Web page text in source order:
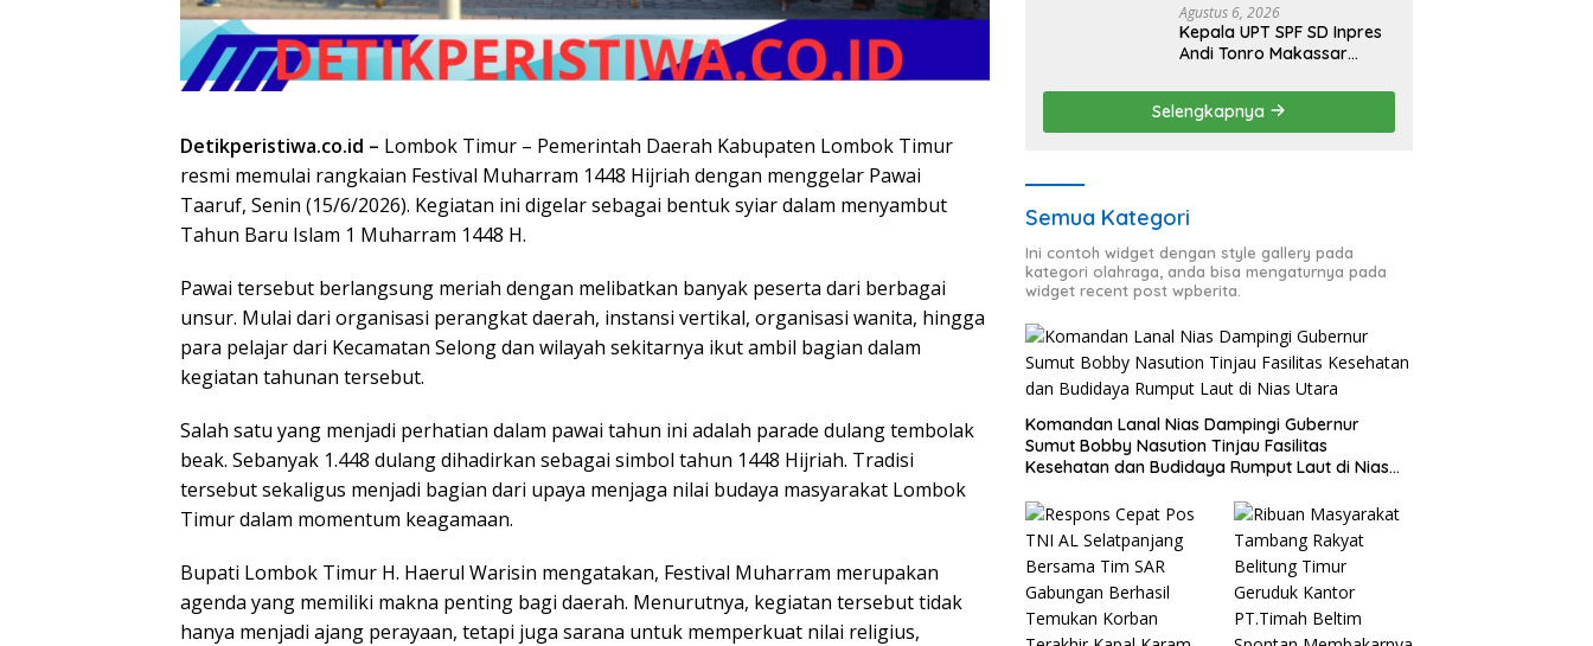
Detikperistiwa.co.id – Lombok Timur – Pemerintah Daerah Kabupaten Lombok Timur
resmi memulai rangkaian Festival Muharram 1448 Hijriah dengan menggelar Pawai
Taaruf, Senin (15/6/2026). Kegiatan ini digelar sebagai bentuk syiar dalam menyambut
Tahun Baru Islam 1 Muharram 1448 H.
Pawai tersebut berlangsung meriah dengan melibatkan banyak peserta dari berbagai
unsur. Mulai dari organisasi perangkat daerah, instansi vertikal, organisasi wanita, hingga
para pelajar dari Kecamatan Selong dan wilayah sekitarnya ikut ambil bagian dalam
kegiatan tahunan tersebut.
Salah satu yang menjadi perhatian dalam pawai tahun ini adalah parade dulang tembolak
beak. Sebanyak 1.448 dulang dihadirkan sebagai simbol tahun 1448 Hijriah. Tradisi
tersebut sekaligus menjadi bagian dari upaya menjaga nilai budaya masyarakat Lombok
Timur dalam momentum keagamaan.
Bupati Lombok Timur H. Haerul Warisin mengatakan, Festival Muharram merupakan
agenda yang memiliki makna penting bagi daerah. Menurutnya, kegiatan tersebut tidak
hanya menjadi ajang perayaan, tetapi juga sarana untuk memperkuat nilai religius,
Agustus 6, 2026
Kepala UPT SPF SD Inpres
Andi Tonro Makassar
Pembenahan Fasilitas
Sekolah
Selengkapnya
Semua Kategori
Ini contoh widget dengan style gallery pada
kategori olahraga, anda bisa mengaturnya pada
widget recent post wpberita.
Komandan Lanal Nias Dampingi Gubernur
Sumut Bobby Nasution Tinjau Fasilitas
Kesehatan dan Budidaya Rumput Laut di Nias